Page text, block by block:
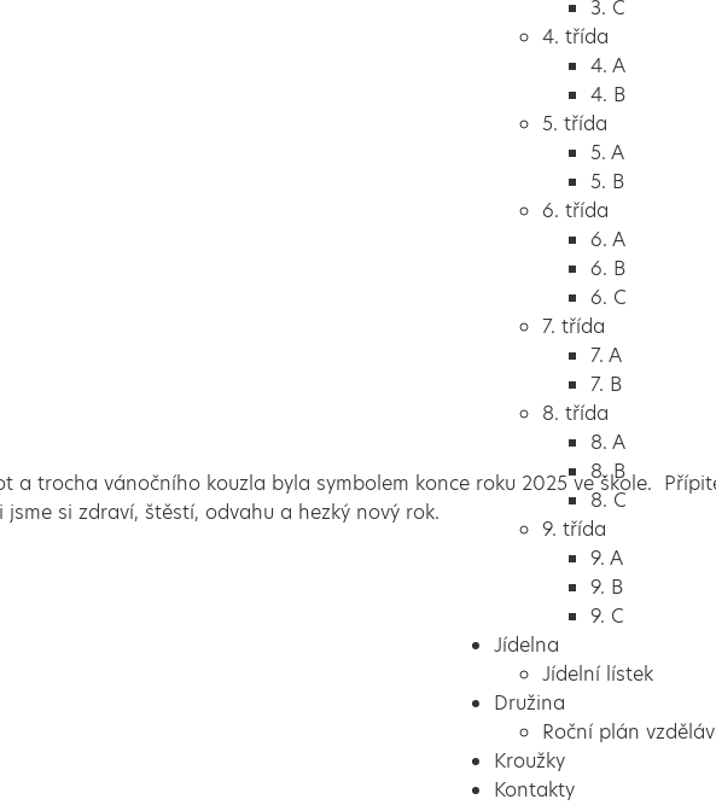
3. C
4. třída
4. A
4. B
5. třída
5. A
5. B
6. třída
6. A
6. B
6. C
7. třída
7. A
7. B
8. třída
8. A
8. B
8. C
9. třída
9. A
9. B
9. C
Jídelna
Jídelní lístek
Družina
Roční plán
Kroužky
Kontakty
a trocha vánočního kouzla byla symbolem konce roku 2025 ve škole.
si zdraví, štěstí, odvahu a hezký nový rok.